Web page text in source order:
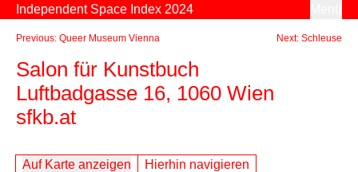
Zum Inhalt springen
Independent Space Index 2024
Previous: Queer Museum Vienna Next: Schleuse
Salon für Kunstbuch
Luftbadgasse 16, 1060 Wien
sfkb.at
Auf Karte anzeigen Hierhin navigieren